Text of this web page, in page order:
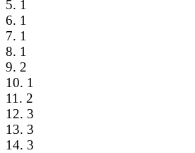
5. 1
6. 1
7. 1
8. 1
9. 2
10. 1
11. 2
12. 3
13. 3
14. 3